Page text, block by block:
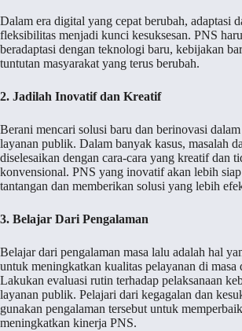
Dalam era digital yang cepat berubah, adaptasi
fleksibilitas menjadi kunci kesuksesan. PNS
beradaptasi dengan teknologi baru, kebijakan
tuntutan masyarakat yang terus berubah.
2. Jadilah Inovatif dan Kreatif
Berani mencari solusi baru dan berinovasi
layanan publik. Dalam banyak kasus, masalah
diselesaikan dengan cara-cara yang kreatif dan
konvensional. PNS yang inovatif akan lebih
tantangan dan memberikan solusi yang lebih
3. Belajar Dari Pengalaman
Belajar dari pengalaman masa lalu adalah hal
untuk meningkatkan kualitas pelayanan di masa
Lakukan evaluasi rutin terhadap pelaksanaan
layanan publik. Pelajari dari kegagalan dan
gunakan pengalaman tersebut untuk
meningkatkan kinerja PNS.